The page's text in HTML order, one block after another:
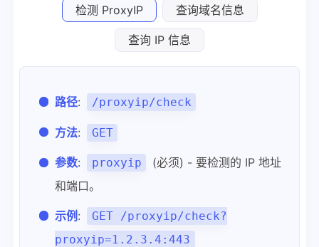
检测 ProxyIP 查询域名信息
查询 IP 信息
路径: /proxyip/check
方法: GET
参数: proxyip
(必须) - 要检测的 IP 地址
和端口。
示例 :
GET /proxyip/check?
proxyip=1.2.3.4:443